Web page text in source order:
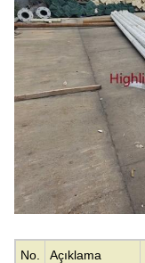
No. Açıklama